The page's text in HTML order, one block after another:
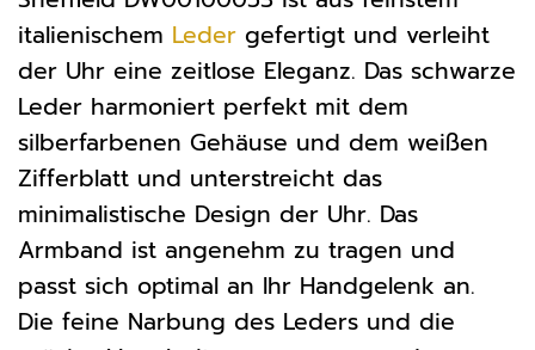
italienischem Leder gefertigt und verleiht
der Uhr eine zeitlose Eleganz. Das schwarze
Leder harmoniert perfekt mit dem
silberfarbenen Gehäuse und dem weißen
Zifferblatt und unterstreicht das
minimalistische Design der Uhr. Das
Armband ist angenehm zu tragen und
passt sich optimal an Ihr Handgelenk an.
Die feine Narbung des Leders und die